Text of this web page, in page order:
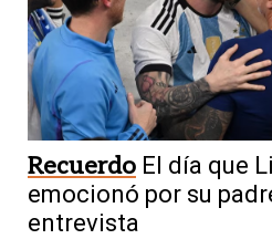
Recuerdo El día que
emocionó por su
entrevista